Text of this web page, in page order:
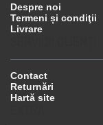
Despre noi
Termeni și condiţii
Livrare
Contact
Returnări
Hartă site